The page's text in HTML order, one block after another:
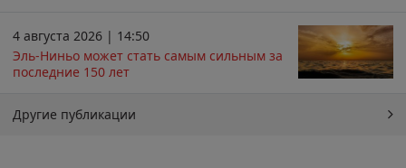
4 августа 2026 | 14:50
Эль-Ниньо может стать самым сильным за
последние 150 лет
Другие публикации